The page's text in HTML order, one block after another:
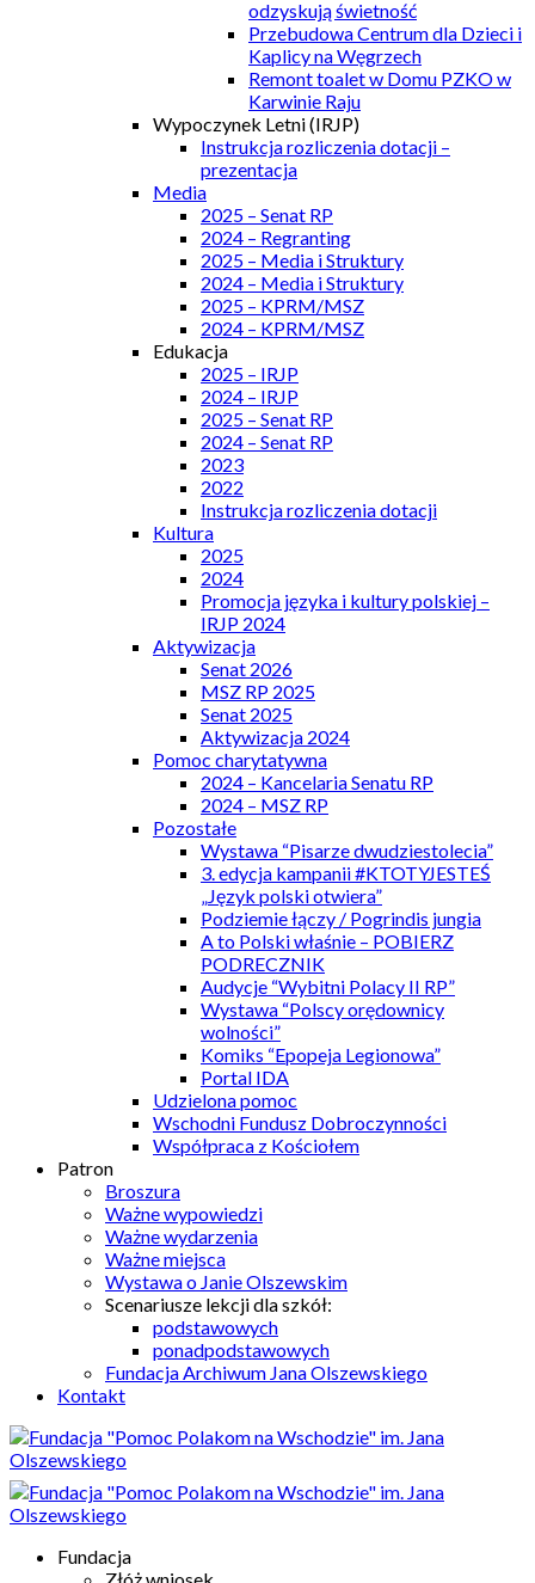
odzyskują świetność
Przebudowa Centrum dla Dzieci i
Kaplicy na Węgrzech
Remont toalet w Domu PZKO w
Karwinie Raju
Wypoczynek Letni (IRJP)
Instrukcja rozliczenia dotacji –
prezentacja
Media
2025 – Senat RP
2024 – Regranting
2025 – Media i Struktury
2024 – Media i Struktury
2025 – KPRM/MSZ
2024 – KPRM/MSZ
Edukacja
2025 – IRJP
2024 – IRJP
2025 – Senat RP
2024 – Senat RP
2023
2022
Instrukcja rozliczenia dotacji
Kultura
2025
2024
Promocja języka i kultury polskiej –
IRJP 2024
Aktywizacja
Senat 2026
MSZ RP 2025
Senat 2025
Aktywizacja 2024
Pomoc charytatywna
2024 – Kancelaria Senatu RP
2024 – MSZ RP
Pozostałe
Wystawa “Pisarze dwudziestolecia”
3. edycja kampanii #KTOTYJESTEŚ
„Język polski otwiera”
Podziemie łączy / Pogrindis jungia
A to Polski właśnie – POBIERZ
PODRECZNIK
Audycje “Wybitni Polacy II RP”
Wystawa “Polscy orędownicy
wolności”
Komiks “Epopeja Legionowa”
Portal IDA
Udzielona pomoc
Wschodni Fundusz Dobroczynności
Współpraca z Kościołem
Patron
Broszura
Ważne wypowiedzi
Ważne wydarzenia
Ważne miejsca
Wystawa o Janie Olszewskim
Scenariusze lekcji dla szkół:
podstawowych
ponadpodstawowych
Fundacja Archiwum Jana Olszewskiego
Kontakt
Fundacja